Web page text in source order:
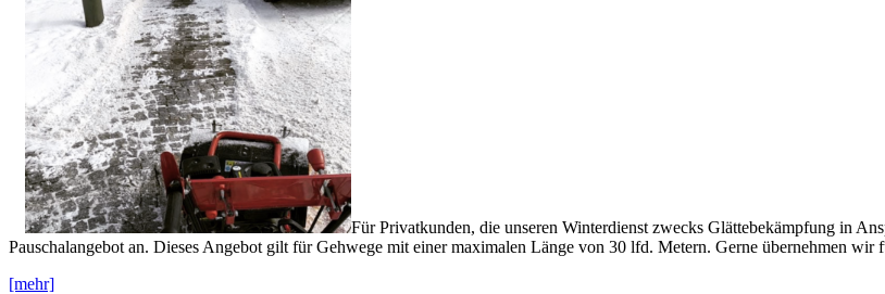
Für Privatkunden, die unseren Winterdienst zwecks Glättebekämpfung in
Pauschalangebot an. Dieses Angebot gilt für Gehwege mit einer maximalen Länge von 30 lfd. Metern. Gerne übernehmen wir
[mehr]